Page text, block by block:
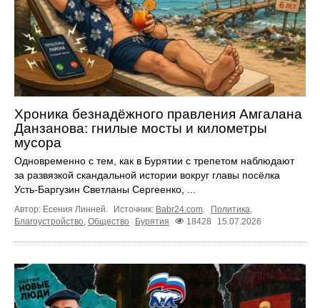
Хроника безнадёжного правления Амгалана
Данзанова: гнилые мосты и километры
мусора
Одновременно с тем, как в Бурятии с трепетом наблюдают
за развязкой скандальной истории вокруг главы посёлка
Усть-Баргузин Светланы Сергеенко, ...
Автор: Есения Линней. Источник: Babr24.com Политика
Благоустройство Общество Бурятия 18428 15.07.2026